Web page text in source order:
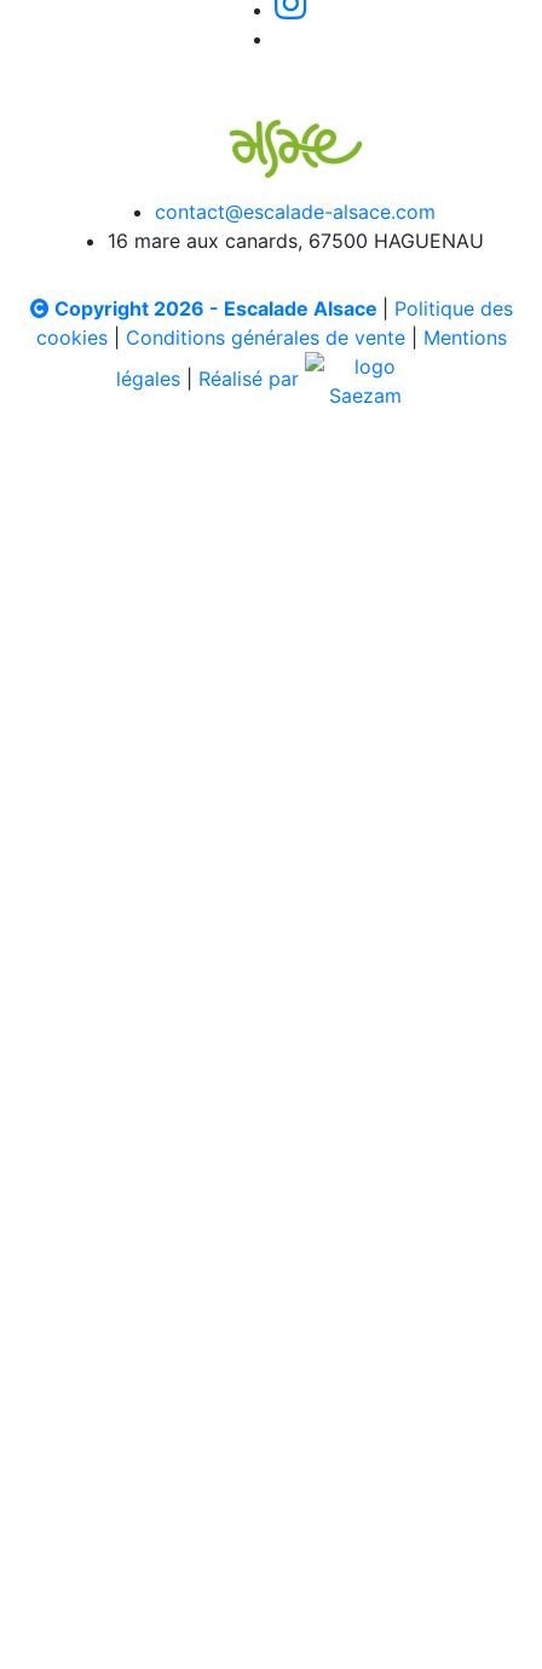
contact@escalade-alsace.com
16 mare aux canards, 67500 HAGUENAU
Copyright 2026 - Escalade Alsace
Politique des
cookies| Conditions générales de vente| Mentions
légales
Réalisé par